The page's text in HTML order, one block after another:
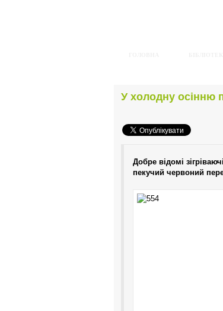
У холодну осінню
Добре відомі
пекучий червоний